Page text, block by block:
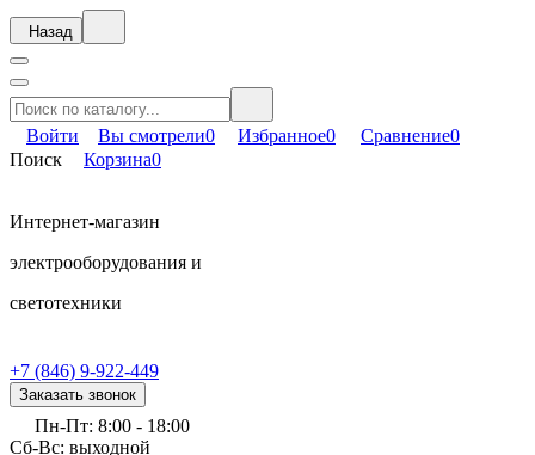
Назад
Войти Вы смотрели0 Избранное0 Сравнение0
Поиск
Корзина0
Интернет-магазин
электрооборудования и
светотехники
+7 (846) 9-922-449
Заказать звонок
Пн-Пт: 8:00 - 18:00
Сб-Вс: выходной